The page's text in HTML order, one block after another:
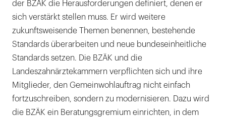
der BZÄK die Herausforderungen definiert, denen er
sich verstärkt stellen muss. Er wird weitere
zukunftsweisende Themen benennen, bestehende
Standards überarbeiten und neue bundeseinheitliche
Standards setzen. Die BZÄK und die
Landeszahnärztekammern verpflichten sich und ihre
Mitglieder, den Gemeinwohlauftrag nicht einfach
fortzuschreiben, sondern zu modernisieren. Dazu wird
die BZÄK ein Beratungsgremium einrichten, in dem